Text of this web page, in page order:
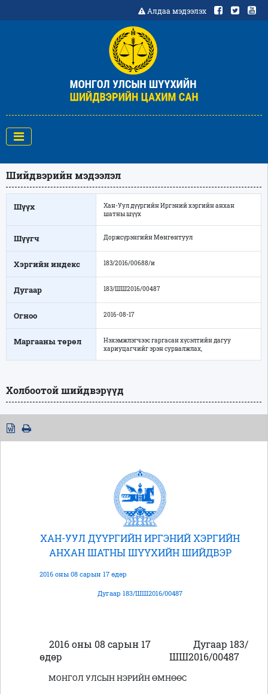
Алдаа мэдээлэх
Шийдвэрийн мэдээлэл
Шүүх
Хан-Уул дүүргийн Иргэний хэргийн анхан
шатны шүүх
Шүүгч Доржсүрэнгийн Мөнгөнтуул
Хэргийн индекс 183/2016/00688/и
Дугаар 183/ШШ2016/00487
Огноо 2016-08-17
Маргааны төрөл
Нэхэмжлэгчээс гаргасан хүсэлтийн дагуу
хариуцагчийг эрэн сурвалжлах,
Холбоотой шийдвэрүүд
ХАН-УУЛ ДҮҮРГИЙН ИРГЭНИЙ ХЭРГИЙН
АНХАН ШАТНЫ ШҮҮХИЙН ШИЙДВЭР
2016 оны 08 сарын 17 өдөр
Дугаар 183/ШШ2016/00487
2016 оны 08 сарын 17
өдөр
Дугаар 183/
ШШ2016/
МОНГОЛ УЛСЫН НЭРИЙН ӨМНӨӨС